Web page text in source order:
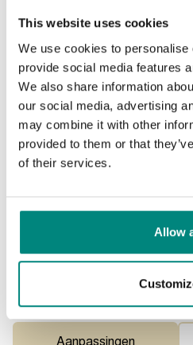
This website uses cookies
We use cookies to personalise
provide social media features
We also share information
our social media, advertising
may combine it with other
provided to them or that
of their services.
Allow
Pas uw
Aanpassingen